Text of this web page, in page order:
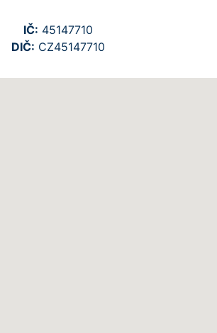
IČ: 45147710
DIČ: CZ45147710